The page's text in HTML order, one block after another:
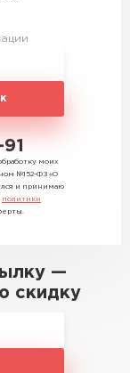
моих
№152-ФЗ «О
и принимаю
политики
—
скидку